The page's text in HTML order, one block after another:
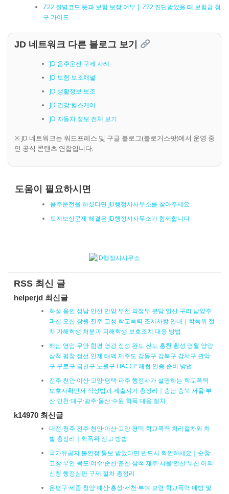
Z22 질병코드 뜻과 보험 보장 여부 | Z22 진단받았을 때 보험금 청
구 가이드
JD 네트워크 다른 블로그 보기
JD 음주운전 구제 사례
JD 보험 보조채널
JD 생활정보 보조
JD 건강·헬스케어
JD 자동차 정보 전체 보기
※ JD 네트워크는 워드프레스 및 구글 블로그(블로거스팟)에서 운영 중
인 공식 콘텐츠 연합입니다.
도움이 필요하시면
음주운전을 하셨다면 JD행정사사무소를 찾아주세요
토지보상문제 해결은 JD행정사사무소가 함께합니다
RSS 최신 글
helperjd 최신글
화성 용인 성남 안산 안양 부천 의정부 분당 일산 구리 남양주
과천 오산 창원 진주 고성 학교폭력 조치사항 안내｜학폭위 절
차 가해학생 처분과 피해학생 보호조치 대응 방법
해남 영암 무안 함평 영광 장성 완도 진도 홍천 횡성 영월 양양
삼척 평창 정선 인제 태백 제주도 강동구 강북구 강서구 관악
구 구로구 금천구 노원구 HACCP 해썹 인증 준비 방법
전주·천안·아산·고양·평택·파주 행정사가 설명하는 학교폭력
보호자확인서 작성법과 제출시기 총정리｜충남·충북·서울·부
산·인천·대구·광주·울산·수원 학폭 대응 절차
k14970 최신글
대전·청주·전주·천안·아산·고양·평택 학교폭력 처리절차와 처
벌 총정리｜학폭위 신고 방법
국가유공자 불인정 통보 받았다면 반드시 확인하세요｜순창·
고창·부안·목포·여수·순천·춘천·삼척·제주·서울·인천·부산 이의
신청·행정심판 구제 절차 총정리
은평구·세종·청양·예산·홍성·서천·부여·보령 학교폭력 예방 및